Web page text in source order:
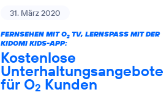
31. März 2020
FERNSEHEN MIT O2TV, LERNSPASS MIT DER K
IDOMI KIDS-APP:
Kostenlose
Unterhaltungsangebote
für O2 Kunden